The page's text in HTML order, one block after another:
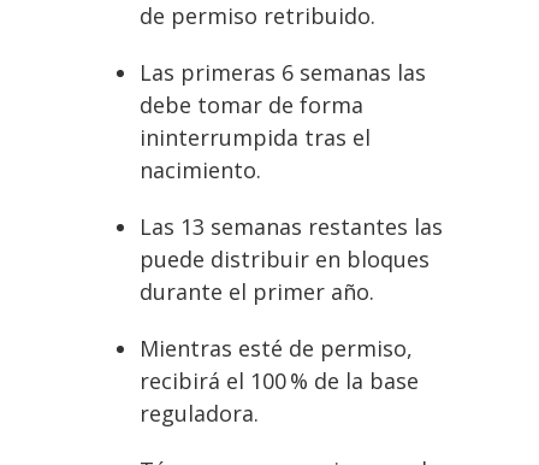
de permiso retribuido.
Las primeras 6 semanas las
debe tomar de forma
ininterrumpida tras el
nacimiento.
Las 13 semanas restantes las
puede distribuir en bloques
durante el primer año.
Mientras esté de permiso,
recibirá el 100 % de la base
reguladora.